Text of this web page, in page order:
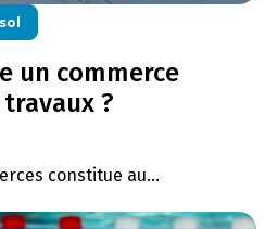
un commerce
?
constitue au...